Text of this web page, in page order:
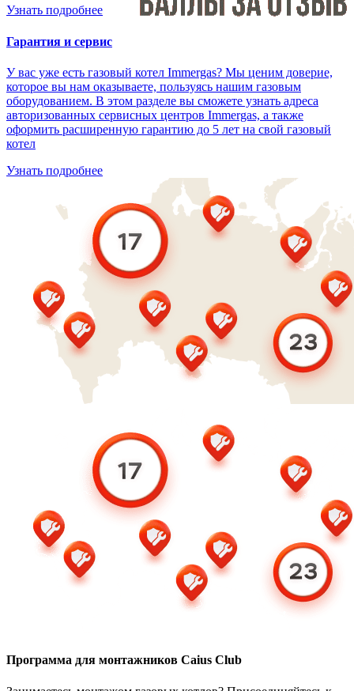
Узнать подробнее
Гарантия и сервис
У вас уже есть газовый котел Immergas? Мы ценим доверие,
которое вы нам оказываете, пользуясь нашим газовым
оборудованием. В этом разделе вы сможете узнать адреса
авторизованных сервисных центров Immergas, а также
оформить расширенную гарантию до 5 лет на свой газовый
котел
Узнать подробнее
Программа для монтажников Caius Club